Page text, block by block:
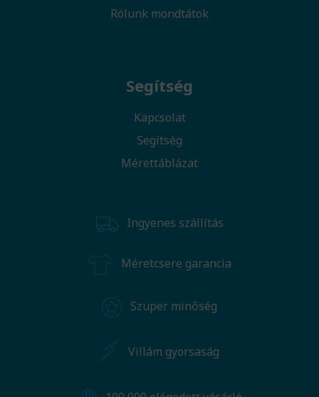
Rólunk mondtátok
Segítség
Kapcsolat
Segítség
Mérettáblázat
Ingyenes szállítás
Méretcsere garancia
Szuper minőség
Villám gyorsaság